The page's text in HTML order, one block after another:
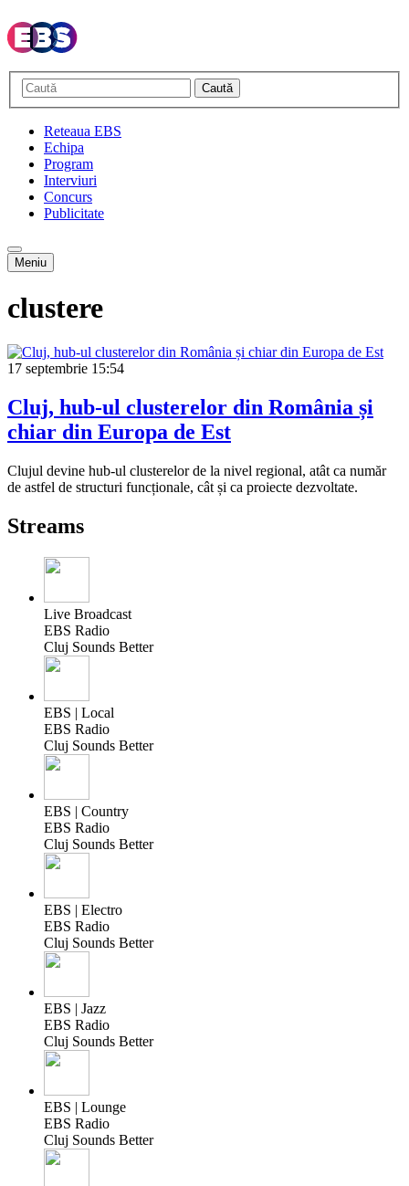
Caută
Reteaua EBS
Echipa
Program
Interviuri
Concurs
Publicitate
Meniu
clustere
17 septembrie 15:54
Cluj, hub-ul clusterelor din România și
chiar din Europa de Est
Clujul devine hub-ul clusterelor de la nivel regional, atât ca număr
de astfel de structuri funcționale, cât și ca proiecte dezvoltate.
Streams
Live Broadcast
EBS Radio
Cluj Sounds Better
EBS | Local
EBS Radio
Cluj Sounds Better
EBS | Country
EBS Radio
Cluj Sounds Better
EBS | Electro
EBS Radio
Cluj Sounds Better
EBS | Jazz
EBS Radio
Cluj Sounds Better
EBS | Lounge
EBS Radio
Cluj Sounds Better